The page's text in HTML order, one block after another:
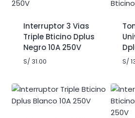
Interruptor 3 Vias
Triple Bticino Dplus
Negro 10A 250V
S/ 31.00 S/